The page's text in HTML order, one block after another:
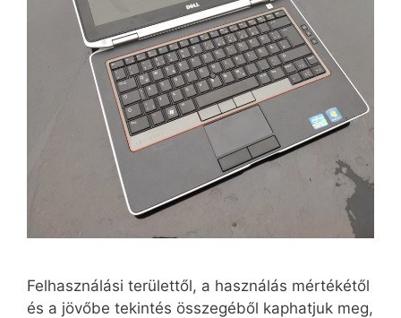
Felhasználási területtől, a használás mértékétől
és a jövőbe tekintés összegéből kaphatjuk meg,